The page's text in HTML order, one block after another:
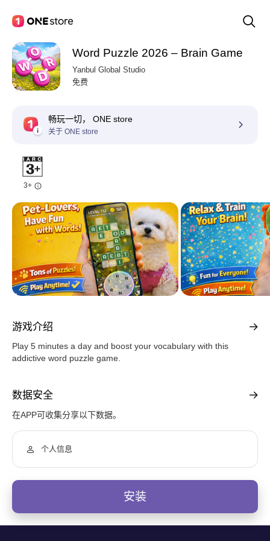
Word Puzzle 2026 – Brain Game
Yanbul Global Studio
免费
畅玩一切， ONE store
关于 ONE store
3+
游戏介绍
Play 5 minutes a day and boost your vocabulary with this
addictive word puzzle game.
数据安全
在APP可收集分享以下数据。
个人信息
安装